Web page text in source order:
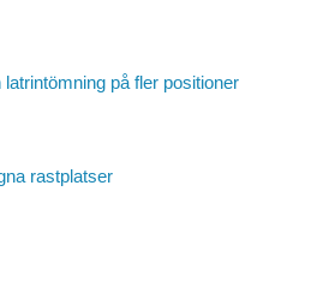
på fler positioner
rastplatser